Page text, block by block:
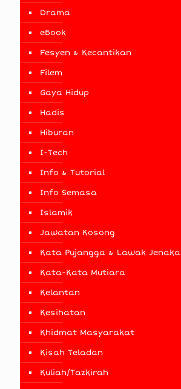
Drama
eBook
Fesyen & Kecantikan
Filem
Gaya Hidup
Hadis
Hiburan
I-Tech
Info & Tutorial
Info Semasa
Islamik
Jawatan Kosong
Kata Pujangga & Lawak Jenaka
Kata-Kata Mutiara
Kelantan
Kesihatan
Khidmat Masyarakat
Kisah Teladan
Kuliah/Tazkirah